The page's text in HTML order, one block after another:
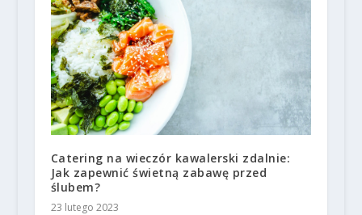
Catering na wieczór kawalerski zdalnie:
Jak zapewnić świetną zabawę przed
ślubem?
23 lutego 2023